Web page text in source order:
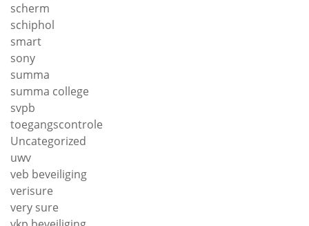
scherm
schiphol
smart
sony
summa
summa college
svpb
toegangscontrole
Uncategorized
uwv
veb beveiliging
verisure
very sure